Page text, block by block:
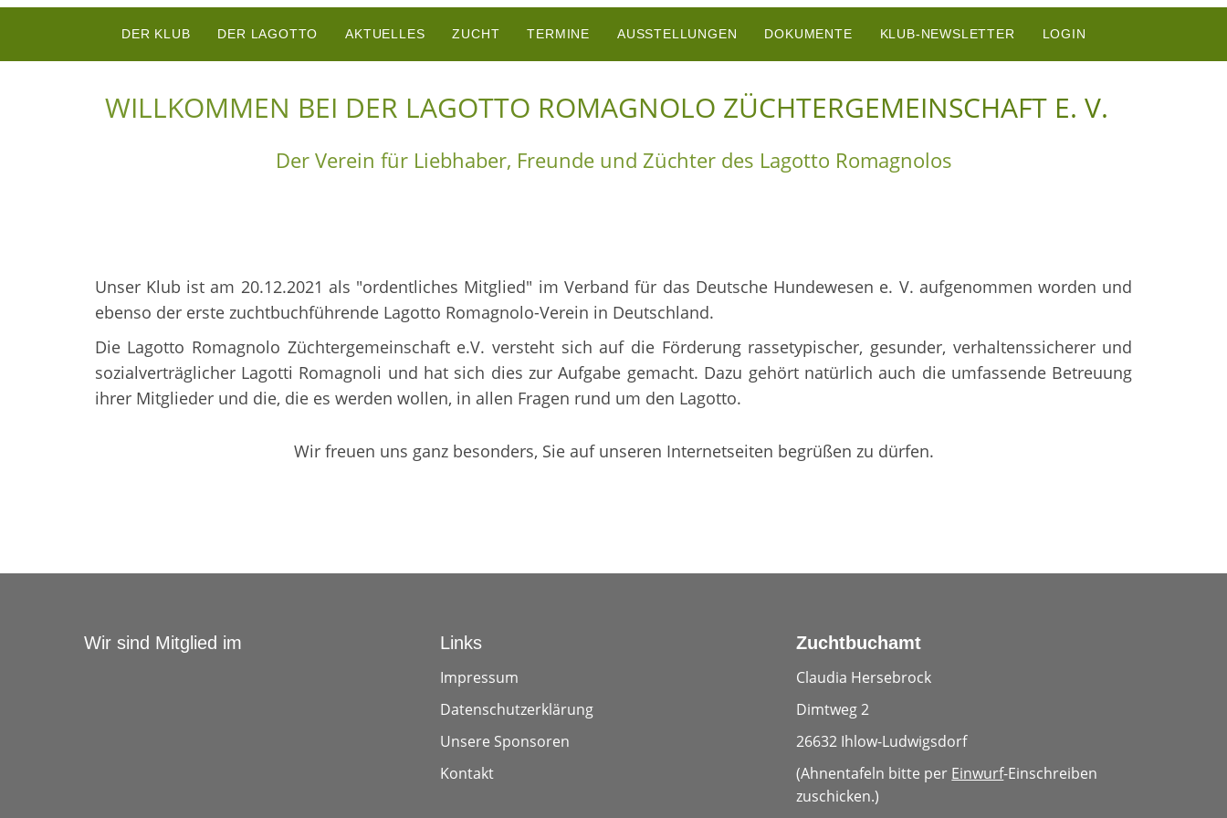
DER KLUB DER LAGOTTO AKTUELLES ZUCHT TERMINE AUSSTELLUNGEN DOKUMENTE KLUB-NEWSLETTER LOGIN
WILLKOMMEN BEI DER LAGOTTO ROMAGNOLO ZÜCHTERGEMEINSCHAFT E. V.
Der Verein für Liebhaber, Freunde und Züchter des Lagotto Romagnolos
Unser Klub ist am 20.12.2021 als "ordentliches Mitglied" im Verband für das Deutsche Hundewesen e. V. aufgenommen worden und
ebenso der erste zuchtbuchführende Lagotto Romagnolo-Verein in Deutschland.
Die Lagotto Romagnolo Züchtergemeinschaft e.V. versteht sich auf die Förderung rassetypischer, gesunder, verhaltenssicherer und
sozialverträglicher Lagotti Romagnoli und hat sich dies zur Aufgabe gemacht. Dazu gehört natürlich auch die umfassende Betreuung
ihrer Mitglieder und die, die es werden wollen, in allen Fragen rund um den Lagotto.
Wir freuen uns ganz besonders, Sie auf unseren Internetseiten begrüßen zu dürfen.
Wir sind Mitglied im
Links
Impressum
Datenschutzerklärung
Unsere Sponsoren
Kontakt
Zuchtbuchamt
Claudia Hersebrock
Dimtweg 2
26632 Ihlow-Ludwigsdorf
(Ahnentafeln bitte per Einwurf-Einschreiben
zuschicken.)